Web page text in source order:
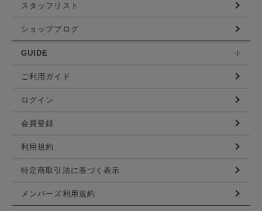
スタッフリスト
ショップブログ
GUIDE
ご利用ガイド
ログイン
会員登録
利用規約
特定商取引法に基づく表示
メンバーズ利用規約